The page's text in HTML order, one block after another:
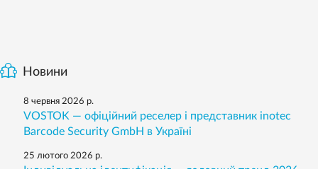
Новини
8 червня 2026 р.
VOSTOK — офіційний реселер і представник inotec
Barcode Security GmbH в Україні
25 лютого 2026 р.